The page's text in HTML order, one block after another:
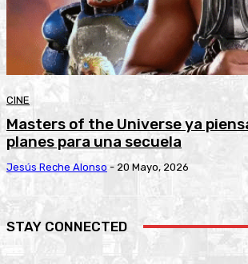
CINE
Masters of the Universe ya
planes para una secuela
Jesús Reche Alonso - 20 Mayo, 2026
STAY CONNECTED